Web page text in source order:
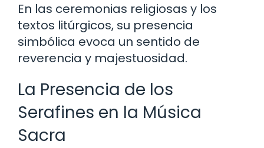
En las ceremonias religiosas y los
textos litúrgicos, su presencia
simbólica evoca un sentido de
reverencia y majestuosidad.
La Presencia de los
Serafines en la Música
Sacra